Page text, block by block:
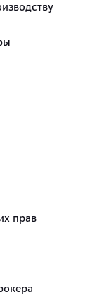
прав